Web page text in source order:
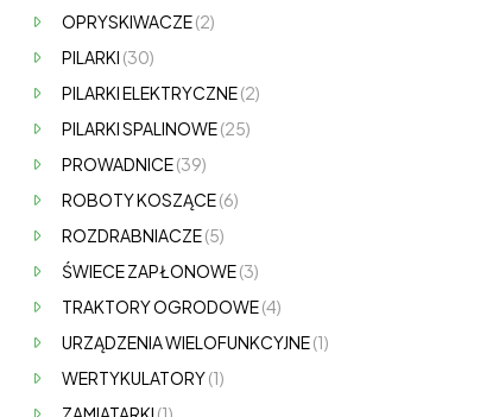
OPRYSKIWACZE(2)
PILARKI (30)
PILARKI ELEKTRYCZNE(2)
PILARKI SPALINOWE(25)
PROWADNICE(39)
ROBOTY KOSZĄCE(6)
ROZDRABNIACZE(5)
ŚWIECE ZAPŁONOWE(3)
TRAKTORY OGRODOWE(4)
URZĄDZENIA WIELOFUNKCYJNE(1)
WERTYKULATORY(1)